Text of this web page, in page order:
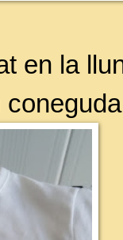
en la